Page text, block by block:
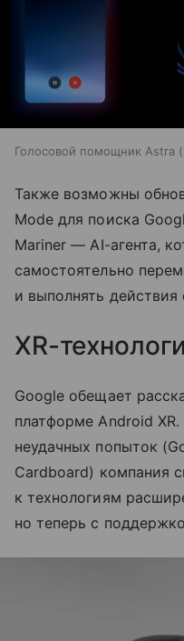
Голосовой помощник Astra
Также возможны
Mode для поиска
Mariner — AI-агента,
самостоятельно
и выполнять действия
XR-
Google обещает
платформе Android
неудачных попыток
Cardboard) компания
к технологиям
но теперь с